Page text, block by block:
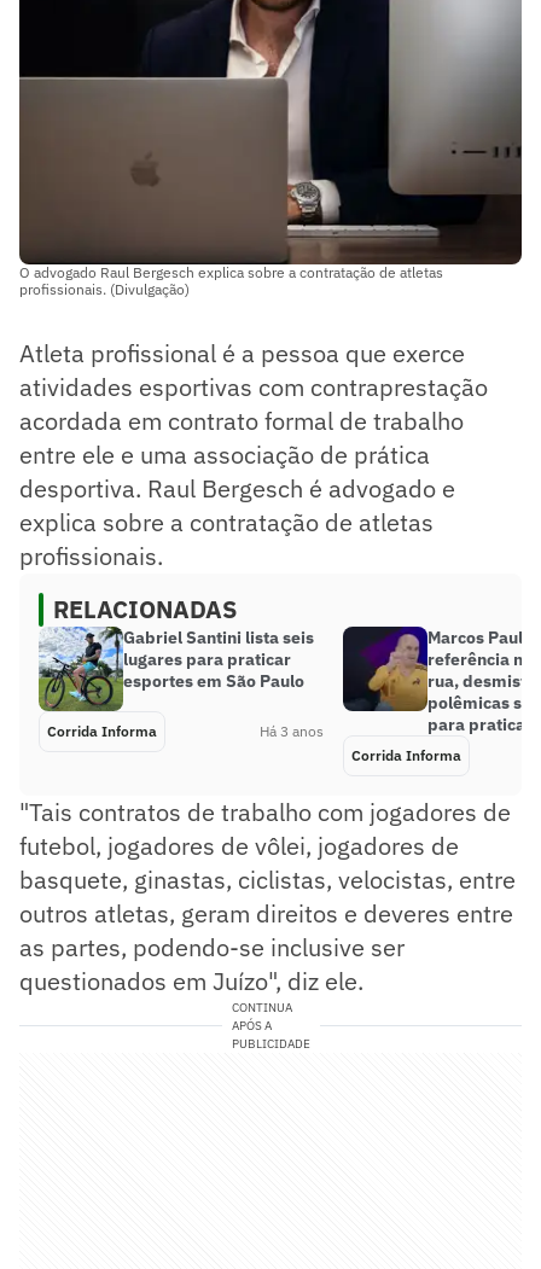
O advogado Raul Bergesch explica sobre a contratação de atletas
profissionais. (Divulgação)
Atleta profissional é a pessoa que exerce
atividades esportivas com contraprestação
acordada em contrato formal de trabalho
entre ele e uma associação de prática
desportiva. Raul Bergesch é advogado e
explica sobre a contratação de atletas
profissionais.
RELACIONADAS
Gabriel Santini lista seis
lugares para praticar
esportes em São Paulo
Corrida Informa Há 3 anos
Marcos Paulo
referência na
rua,
polêmicas
para praticar
Corrida Informa
"Tais contratos de trabalho com jogadores de
futebol, jogadores de vôlei, jogadores de
basquete, ginastas, ciclistas, velocistas, entre
outros atletas, geram direitos e deveres entre
as partes, podendo-se inclusive ser
questionados em Juízo", diz ele.
CONTINUA
APÓS A
PUBLICIDADE